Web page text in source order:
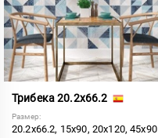
Трибека 20.2x66.2
Размер:
20.2x66.2, 15x90, 20x120, 45x90